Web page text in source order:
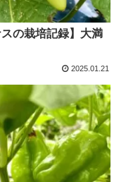
の栽培記録】大満
2025.01.21